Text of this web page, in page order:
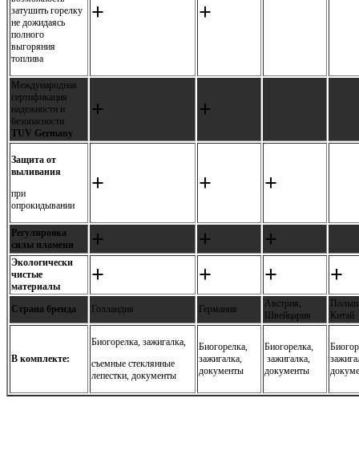
затушить горелку
не дожидаясь
полного
выгоряния
топлива
+ +
Международная
сертификация
надежности и
безопасности
TUV Germany
+ +
Защита от
выливания
при
опрокидывании
+ + +
Регулировка
силы пламени
+ + +
Экологически
чистые
материалы
+ + + +
Страна бренда Голландия Германия
Австрия,
Швейцария
Китай
В комплекте:
Биогорелка, зажигалка,
съемные стеклянные
лепестки, документы
Биогорелка,
зажигалка,
документы
Биогорелка,
зажигалка,
документы